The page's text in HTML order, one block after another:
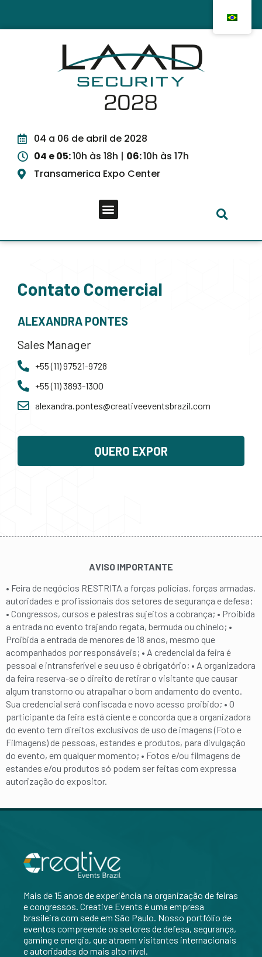
04 a 06 de abril de 2028
04 e 05:10h às 18h | 06:10h às 17h
Transamerica Expo Center
Contato Comercial
ALEXANDRA PONTES
Sales Manager
+55 (11) 97521-9728
+55 (11) 3893-1300
alexandra.pontes@creativeeventsbrazil.com
QUERO EXPOR
AVISO IMPORTANTE
• Feira de negócios RESTRITA a forças policias, forças armadas,
autoridades e profissionais dos setores de segurança e defesa;
• Congressos, cursos e palestras sujeitos a cobrança; • Proibida
a entrada no evento trajando regata, bermuda ou chinelo; •
Proibida a entrada de menores de 18 anos, mesmo que
acompanhados por responsáveis; • A credencial da feira é
pessoal e intransferível e seu uso é obrigatório; • A organizadora
da feira reserva-se o direito de retirar o visitante que causar
algum transtorno ou atrapalhar o bom andamento do evento.
Sua credencial será confiscada e novo acesso proibido; • O
participante da feira está ciente e concorda que a organizadora
do evento tem direitos exclusivos de uso de imagens (Foto e
Filmagens) de pessoas, estandes e produtos, para divulgação
do evento, em qualquer momento; • Fotos e/ou filmagens de
estandes e/ou produtos só podem ser feitas com expressa
autorização do expositor.
Mais de 15 anos de experiência na organização de feiras
e congressos. Creative Events é uma empresa
brasileira com sede em São Paulo. Nosso portfólio de
eventos compreende os setores de defesa, segurança,
gaming e energia, que atraem visitantes internacionais
e autoridades do mais alto nível.